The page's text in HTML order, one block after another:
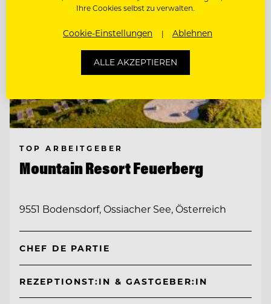
TOP ARBEITGEBER
Mountain Resort Feuerberg
9551 Bodensdorf, Ossiacher See, Österreich
CHEF DE PARTIE
REZEPTIONST:IN & GASTGEBER:IN
Ihre Cookies selbst zu verwalten.
Cookie-Einstellungen Ablehnen
ALLE AKZEPTIEREN